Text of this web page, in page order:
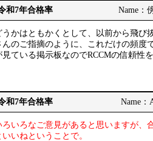
和7年合格率 Name：
うかはともかくとして、以前から飛
んのご指摘のように、これだけの頻度
見ている掲示板なのでRCCMの信頼性
和7年合格率 Name：
ろいろなご意見があると思いますが
いねということで。